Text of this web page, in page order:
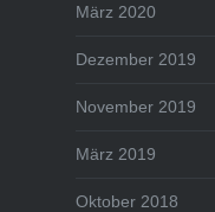
März 2020
Dezember 2019
November 2019
März 2019
Oktober 2018